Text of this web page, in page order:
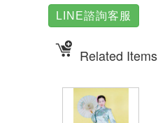
LINE諮詢客服
Related Items